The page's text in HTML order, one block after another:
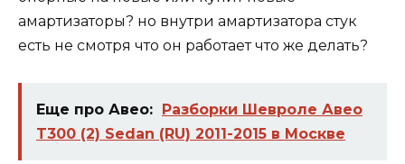
амартизаторы? но внутри амартизатора стук
есть не смотря что он работает что же делать?
Еще про Авео: Разборки Шевроле Авео
T300 (2) Sedan (RU) 2011-2015 в Москве